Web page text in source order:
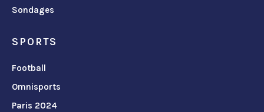
Sondages
SPORTS
Football
Omnisports
Paris 2024